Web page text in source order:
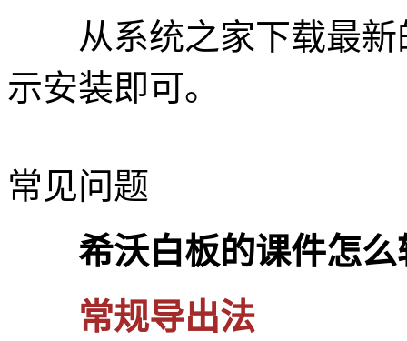
从系统之家下载最新
示安装即可。
常见问题
希沃白板的课件怎么
常规导出法